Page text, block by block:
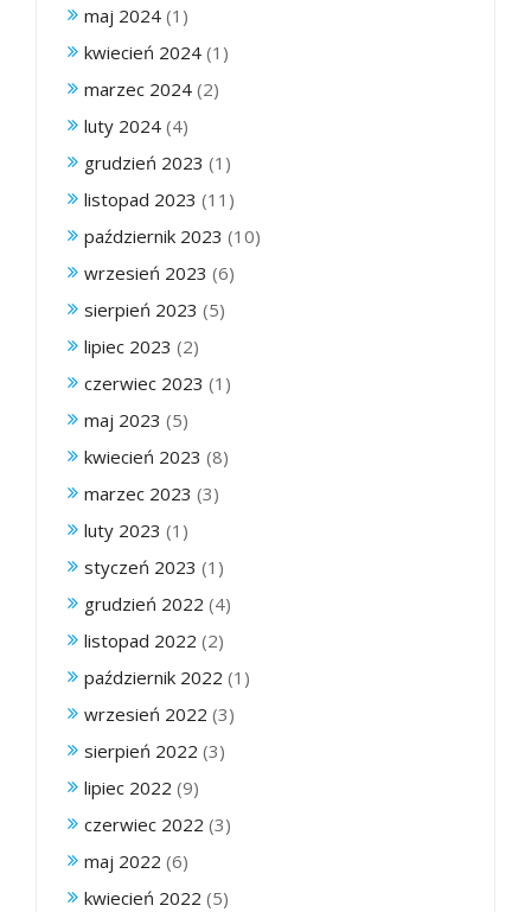
maj 2024 (1)
kwiecień 2024 (1)
marzec 2024 (2)
luty 2024 (4)
grudzień 2023 (1)
listopad 2023 (11)
październik 2023 (10)
wrzesień 2023 (6)
sierpień 2023 (5)
lipiec 2023 (2)
czerwiec 2023 (1)
maj 2023 (5)
kwiecień 2023 (8)
marzec 2023 (3)
luty 2023 (1)
styczeń 2023 (1)
grudzień 2022 (4)
listopad 2022 (2)
październik 2022 (1)
wrzesień 2022 (3)
sierpień 2022 (3)
lipiec 2022 (9)
czerwiec 2022 (3)
maj 2022 (6)
kwiecień 2022 (5)